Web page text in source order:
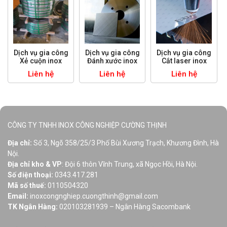
Dịch vụ gia công
Xẻ cuộn inox
Liên hệ
Dịch vụ gia công
Đánh xước inox
Liên hệ
Dịch vụ gia công
Cắt laser inox
Liên hệ
CÔNG TY TNHH INOX CÔNG NGHIỆP CƯỜNG THỊNH
Địa chỉ: Số 3, Ngõ 358/25/3 Phố Bùi Xương Trạch, Khương Đình, Hà
Nội.
Địa chỉ kho & VP: Đội 6 thôn Vĩnh Trung, xã Ngọc Hồi, Hà Nội.
Số điện thoại: 0343.417.281
Mã số thuế: 0110504320
Email: inoxcongnghiep.cuongthinh@gmail.com
TK Ngân Hàng: 020103281939 – Ngân Hàng Sacombank